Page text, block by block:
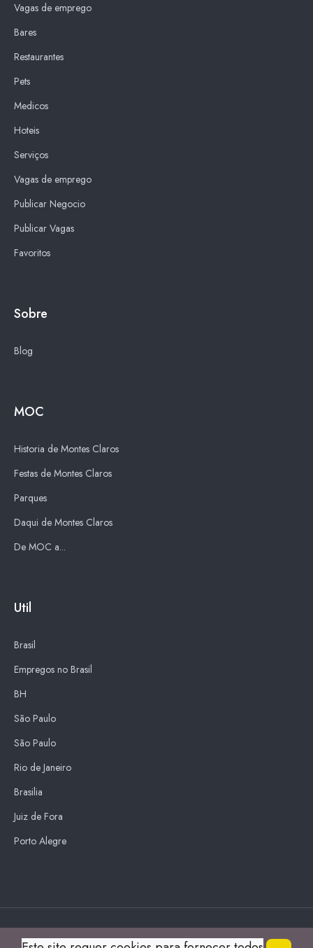
Vagas de emprego
Bares
Restaurantes
Pets
Medicos
Hoteis
Serviços
Vagas de emprego
Publicar Negocio
Publicar Vagas
Favoritos
Sobre
Blog
MOC
Historia de Montes Claros
Festas de Montes Claros
Parques
Daqui de Montes Claros
De MOC a...
Util
Brasil
Empregos no Brasil
BH
São Paulo
São Paulo
Rio de Janeiro
Brasilia
Juiz de Fora
Porto Alegre
Blue Sky